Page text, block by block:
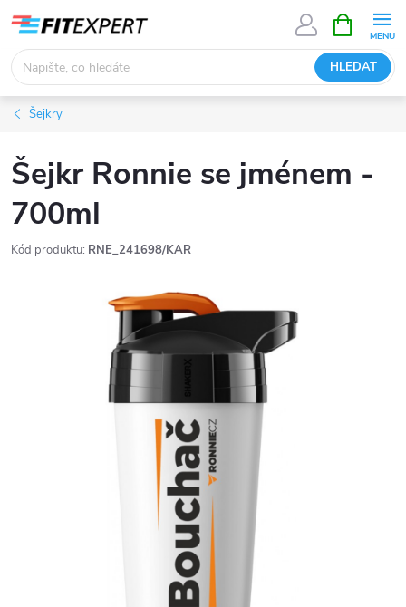
obsah
HLEDAT
NÁKUPNÍ
KOŠÍK
Šejkry
Šejkr Ronnie se jménem -
700ml
Kód produktu: RNE_241698/KAR